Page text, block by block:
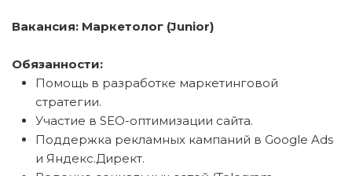
Вакансия: Маркетолог (Junior)
Обязанности:
Помощь в разработке маркетинговой
стратегии.
Участие в SEO-оптимизации сайта.
Поддержка рекламных кампаний в Google Ads
и Яндекс.Директ.